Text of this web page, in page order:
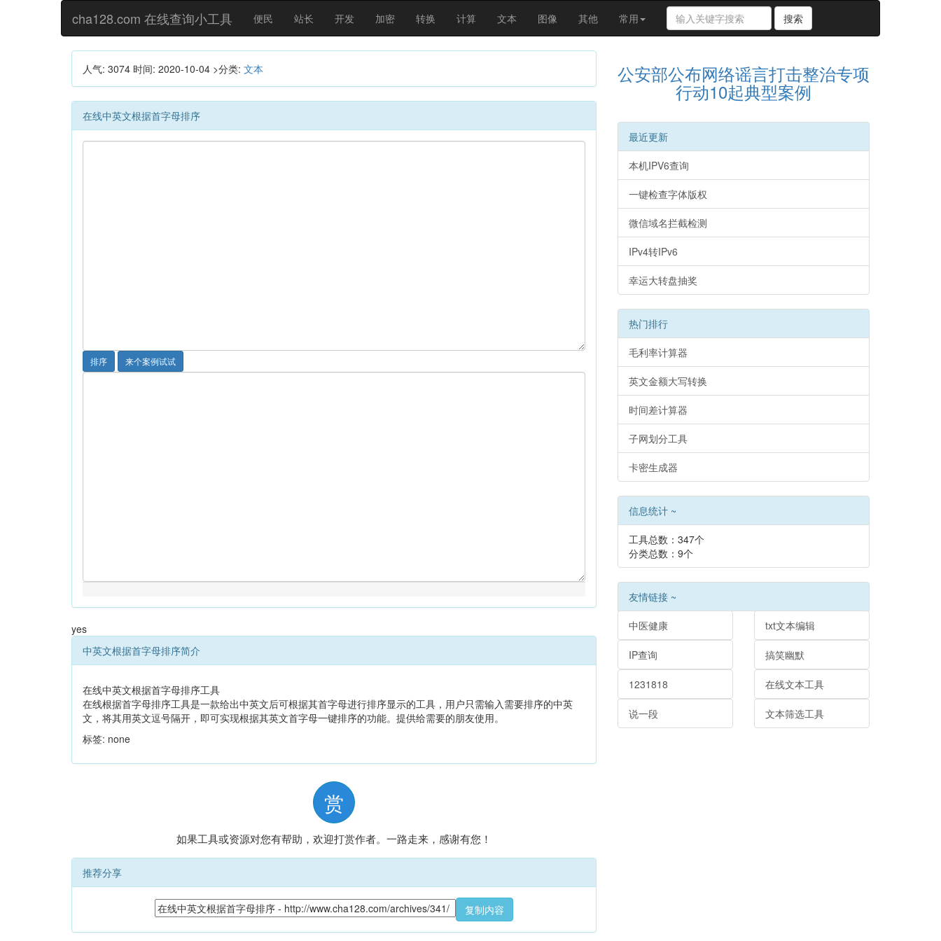
cha128.com 在线查询小工具 便民 站长 开发 加密 转换 计算 文本 图像 其他 常用
搜
索
关
字
搜索
人气: 3074 时间: 2020-10-04 >分类: 文本
在线中英文根据首字母排序
排序 来个案例试试
yes
中英文根据首字母排序简介
在线中英文根据首字母排序工具
在线根据首字母排序工具是一款给出中英文后可根据其首字母进行排序显示的工具，用户只需输入需要排序的中英
文，将其用英文逗号隔开，即可实现根据其英文首字母一键排序的功能。提供给需要的朋友使用。
标签: none
赏
如果工具或资源对您有帮助，欢迎打赏作者。一路走来，感谢有您！
推荐分享
复制内容
公安部公布网络谣言打击整治专项
行动10起典型案例
最近更新
本机IPV6查询
一键检查字体版权
微信域名拦截检测
IPv4转IPv6
幸运大转盘抽奖
热门排行
毛利率计算器
英文金额大写转换
时间差计算器
子网划分工具
卡密生成器
信息统计 ~
工具总数：347个
分类总数：9个
友情链接 ~
中医健康 txt文本编辑
IP查询 搞笑幽默
1231818 在线文本工具
说一段 文本筛选工具